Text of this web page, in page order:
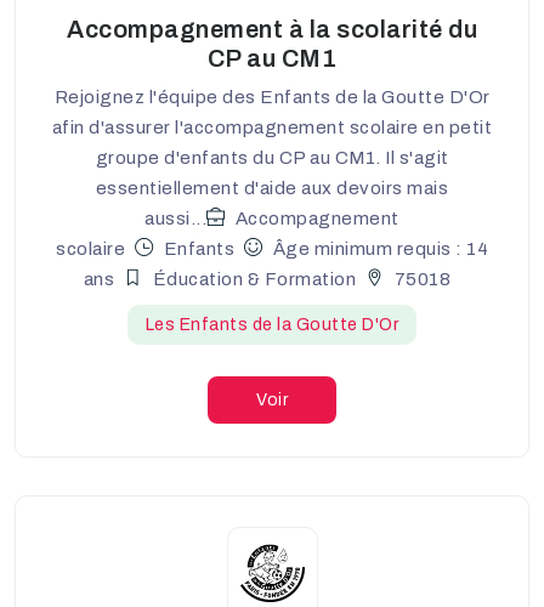
Accompagnement à la scolarité du
CP au CM1
Rejoignez l'équipe des Enfants de la Goutte D'Or
afin d'assurer l'accompagnement scolaire en petit
groupe d'enfants du CP au CM1. Il s'agit
essentiellement d'aide aux devoirs mais
aussi...
Accompagnement
scolaire
Enfants
Âge minimum requis : 14
ans
Éducation & Formation 75018
Les Enfants de la Goutte D'Or
Voir